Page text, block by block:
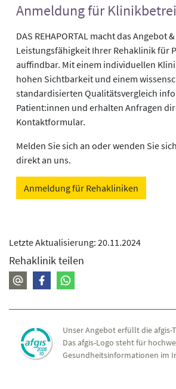
Anmeldung für
DAS REHAPORTAL macht das Angebot
Leistungsfähigkeit Ihrer Rehaklinik für
auffindbar. Mit einem individuellen
hohen Sichtbarkeit und einem
standardisierten Qualitätsvergleich
Patient:innen und erhalten Anfragen
Kontaktformular.
Melden Sie sich an oder wenden Sie
direkt an uns.
Anmeldung für Rehakliniken
Letzte Aktualisierung: 20.11.2024
Rehaklinik teilen
Unser Angebot erfüllt die afgis-
Das afgis-Logo steht für
Gesundheitsinformationen im